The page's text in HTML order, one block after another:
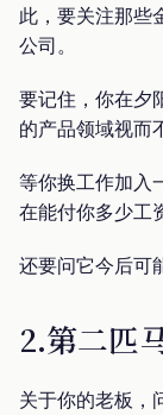
此，要关注那些
公司。
要记住，你在夕
的产品领域视而
等你换工作加入
在能付你多少工
还要问它今后可
2.第二匹
关于你的老板，